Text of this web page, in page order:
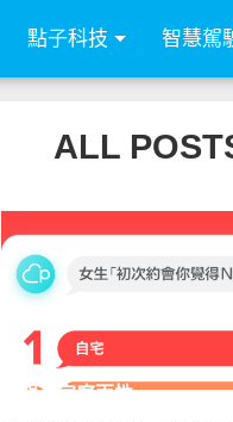
點子科技 智慧駕
ALL
READ
親子家庭兩性